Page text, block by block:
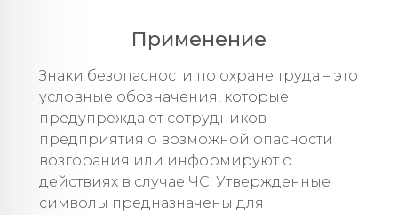
Применение
Знаки безопасности по охране труда – это
условные обозначения, которые
предупреждают сотрудников
предприятия о возможной опасности
возгорания или информируют о
действиях в случае ЧС. Утвержденные
символы предназначены для